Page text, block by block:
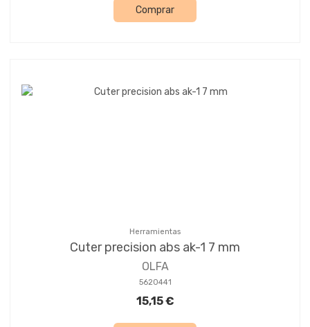
Comprar
Herramientas
Cuter precision abs ak-1 7 mm
OLFA
5620441
15,15 €